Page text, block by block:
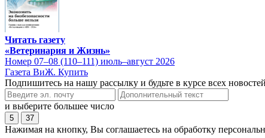
Читать газету
«Ветеринария и Жизнь»
Номер 07–08 (110–111) июль–август 2026
Газета ВиЖ. Купить
Подпишитесь на нашу рассылку и будьте в курсе всех новостей
и выберите большее число
5 37
Нажимая на кнопку, Вы соглашаетесь на обработку